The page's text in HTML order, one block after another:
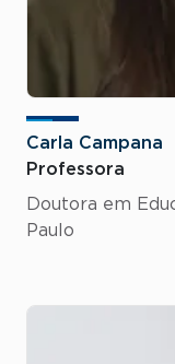
Carla Campana
Professora
Doutora em
Paulo